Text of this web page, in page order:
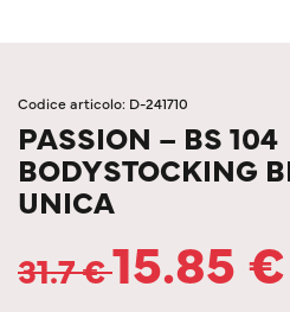
Codice articolo: D-241710
PASSION – BS 104
BODYSTOCKING
UNICA
31.7€15.85€